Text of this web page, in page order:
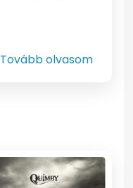
Tovább olvasom